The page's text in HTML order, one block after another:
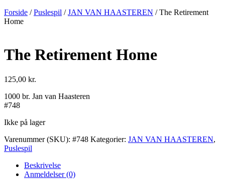
Forside /Puslespil /JAN VAN HAASTEREN / The Retirement
Home
The Retirement Home
125,00 kr.
1000 br. Jan van Haasteren
#748
Ikke på lager
Varenummer (SKU): #748 Kategorier: JAN VAN HAASTEREN,
Puslespil
Beskrivelse
Anmeldelser (0)